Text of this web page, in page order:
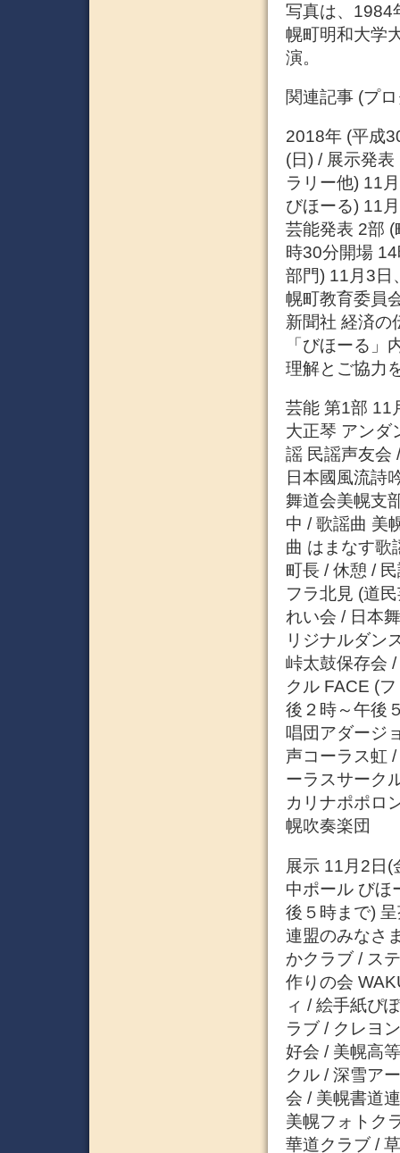
写真は、1984
幌町明和大学
演。
関連記事 (プ
2018年 (平成
(日) / 展示発
ラリー他) 11
びほーる) 11
芸能発表 2部
時30分開場
部門) 11月3日
幌町教育委員
新聞社 経済の
「びほーる
理解とご協力
芸能 第1部 11
大正琴 アンダ
謡 民謡声友会
日本國風流詩
舞道会美幌支
中 / 歌謡曲 美
曲 はまなす歌
町長 / 休憩 /
フラ北見 (道
れい会 / 日本
リジナルダン
峠太鼓保存会
クル FACE (
後２時～午後
唱団アダージ
声コーラス虹
ーラスサーク
カリナポポロ
幌吹奏楽団
展示 11月2日(
中ポール びほ
後５時まで)
連盟のみなさ
かクラブ / ス
作りの会
ィ / 絵手紙ぴ
ラブ / クレヨ
好会 / 美幌高
クル / 深雪ア
会 / 美幌書道
美幌フォトク
華道クラブ /